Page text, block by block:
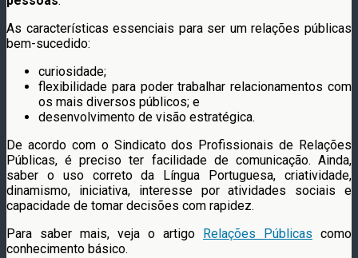
As características essenciais para ser um relações públicas
bem-sucedido:
curiosidade;
flexibilidade para poder trabalhar relacionamentos com
os mais diversos públicos; e
desenvolvimento de visão estratégica.
De acordo com o Sindicato dos Profissionais de Relações
Públicas, é preciso ter facilidade de comunicação. Ainda,
saber o uso correto da Língua Portuguesa, criatividade,
dinamismo, iniciativa, interesse por atividades sociais e
capacidade de tomar decisões com rapidez.
Para saber mais, veja o artigo
Relações Públicas como
conhecimento básico.